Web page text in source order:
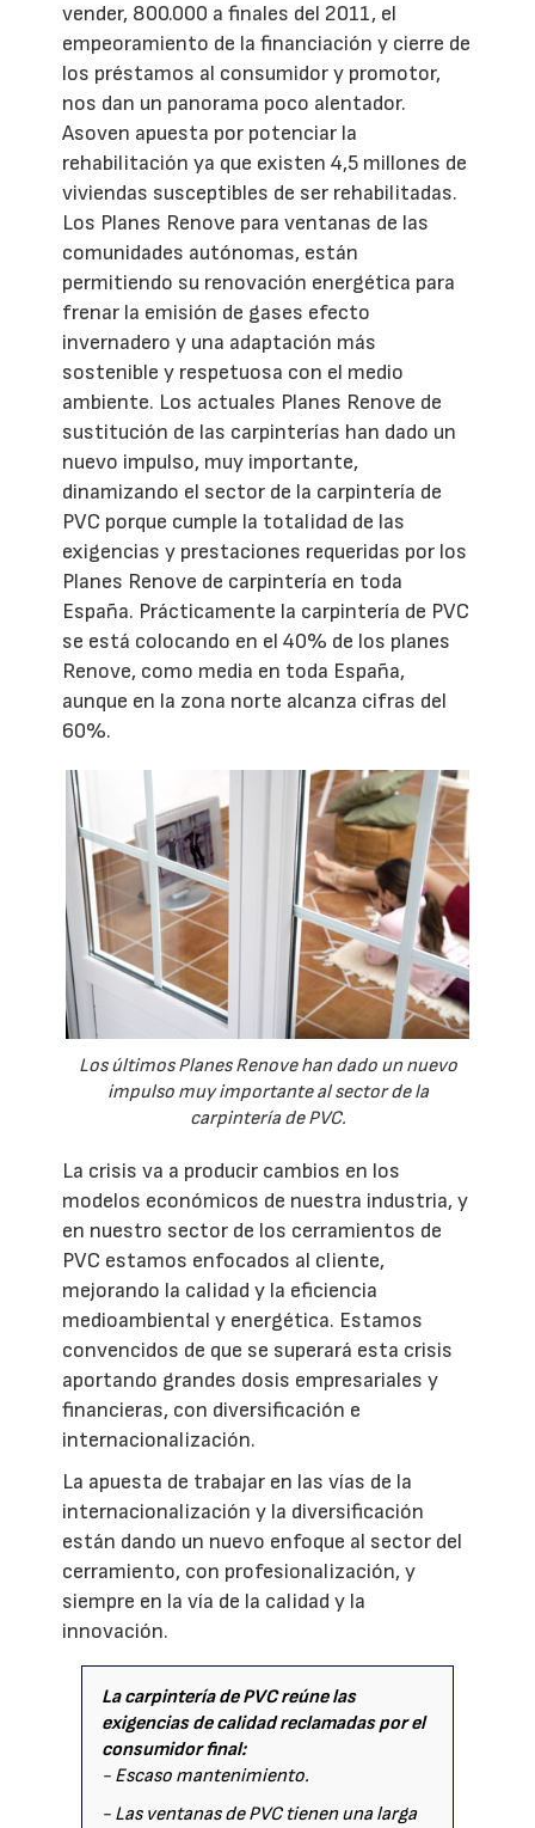
vender, 800.000 a finales del 2011, el
empeoramiento de la financiación y cierre de
los préstamos al consumidor y promotor,
nos dan un panorama poco alentador.
Asoven apuesta por potenciar la
rehabilitación ya que existen 4,5 millones de
viviendas susceptibles de ser rehabilitadas.
Los Planes Renove para ventanas de las
comunidades autónomas, están
permitiendo su renovación energética para
frenar la emisión de gases efecto
invernadero y una adaptación más
sostenible y respetuosa con el medio
ambiente. Los actuales Planes Renove de
sustitución de las carpinterías han dado un
nuevo impulso, muy importante,
dinamizando el sector de la carpintería de
PVC porque cumple la totalidad de las
exigencias y prestaciones requeridas por los
Planes Renove de carpintería en toda
España. Prácticamente la carpintería de PVC
se está colocando en el 40% de los planes
Renove, como media en toda España,
aunque en la zona norte alcanza cifras del
60%.
Los últimos Planes Renove han dado un nuevo
impulso muy importante al sector de la
carpintería de PVC.
La crisis va a producir cambios en los
modelos económicos de nuestra industria, y
en nuestro sector de los cerramientos de
PVC estamos enfocados al cliente,
mejorando la calidad y la eficiencia
medioambiental y energética. Estamos
convencidos de que se superará esta crisis
aportando grandes dosis empresariales y
financieras, con diversificación e
internacionalización.
La apuesta de trabajar en las vías de la
internacionalización y la diversificación
están dando un nuevo enfoque al sector del
cerramiento, con profesionalización, y
siempre en la vía de la calidad y la
innovación.
La carpintería de PVC reúne las
exigencias de calidad reclamadas por el
consumidor final:
- Escaso mantenimiento.
- Las ventanas de PVC tienen una larga